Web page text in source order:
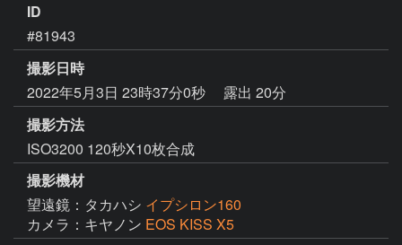
ID
#81943
撮影日時
2022年5月3日 23時37分0秒
露出 20分
撮影方法
ISO3200 120秒X10枚合成
撮影機材
望遠鏡：タカハシ イプシロン160
カメラ：キヤノン EOS KISS X5